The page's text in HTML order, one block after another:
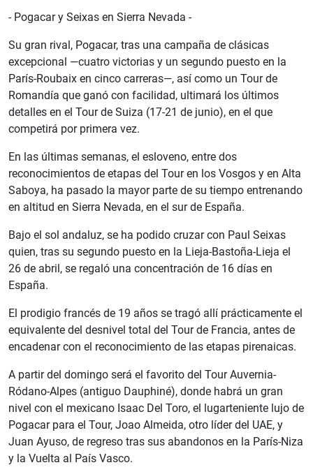
- Pogacar y Seixas en Sierra Nevada -
Su gran rival, Pogacar, tras una campaña de clásicas
excepcional —cuatro victorias y un segundo puesto en la
París-Roubaix en cinco carreras—, así como un Tour de
Romandía que ganó con facilidad, ultimará los últimos
detalles en el Tour de Suiza (17-21 de junio), en el que
competirá por primera vez.
En las últimas semanas, el esloveno, entre dos
reconocimientos de etapas del Tour en los Vosgos y en Alta
Saboya, ha pasado la mayor parte de su tiempo entrenando
en altitud en Sierra Nevada, en el sur de España.
Bajo el sol andaluz, se ha podido cruzar con Paul Seixas
quien, tras su segundo puesto en la Lieja-Bastoña-Lieja el
26 de abril, se regaló una concentración de 16 días en
España.
El prodigio francés de 19 años se tragó allí prácticamente el
equivalente del desnivel total del Tour de Francia, antes de
encadenar con el reconocimiento de las etapas pirenaicas.
A partir del domingo será el favorito del Tour Auvernia-
Ródano-Alpes (antiguo Dauphiné), donde habrá un gran
nivel con el mexicano Isaac Del Toro, el lugarteniente lujo de
Pogacar para el Tour, Joao Almeida, otro líder del UAE, y
Juan Ayuso, de regreso tras sus abandonos en la París-Niza
y la Vuelta al País Vasco.